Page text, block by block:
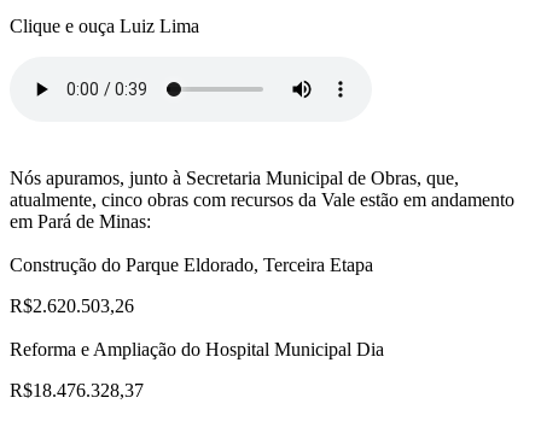
Clique e ouça Luiz Lima
Nós apuramos, junto à Secretaria Municipal de Obras, que,
atualmente, cinco obras com recursos da Vale estão em andamento
em Pará de Minas:
Construção do Parque Eldorado, Terceira Etapa
R$2.620.503,26
Reforma e Ampliação do Hospital Municipal Dia
R$18.476.328,37